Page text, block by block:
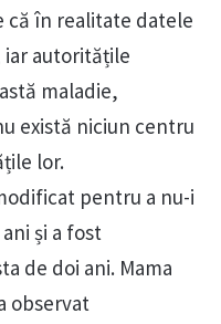
că în realitate datele
autoritățile
maladie,
există niciun centru
lor.
pentru a nu-i
și a fost
de doi ani. Mama
observat